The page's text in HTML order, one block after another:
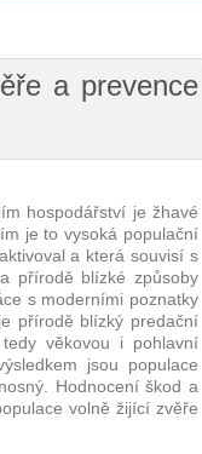
a prevence
hospodářství je žhavé
je to vysoká populační
a která souvisí s
přírodě blízké způsoby
s moderními poznatky
přírodě blízký predační
věkovou i pohlavní
jsou populace
Hodnocení škod a
volně žijící zvěře